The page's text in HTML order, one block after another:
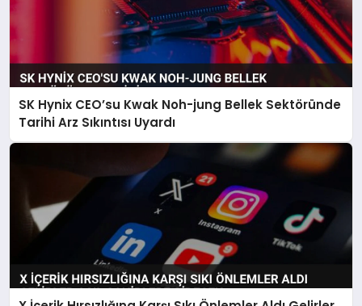
SK Hynix CEO’su Kwak Noh-jung Bellek Sektöründe
Tarihi Arz Sıkıntısı Uyardı